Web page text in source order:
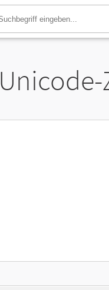
Unicode-